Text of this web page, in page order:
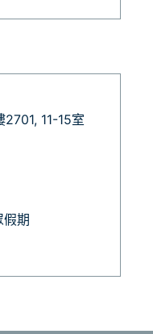
11-15室
期